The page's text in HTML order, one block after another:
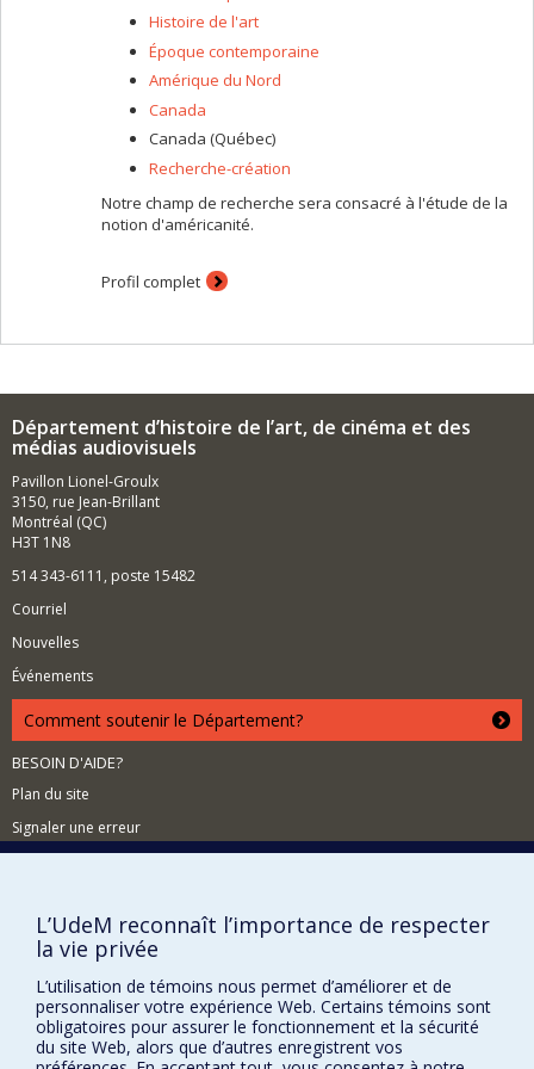
Histoire de l'art
Époque contemporaine
Amérique du Nord
Canada
Canada (Québec)
Recherche-création
Notre champ de recherche sera consacré à l'étude de la
notion d'américanité.
Profil complet
Département d’histoire de l’art, de cinéma et des
médias audiovisuels
Pavillon Lionel-Groulx
3150, rue Jean-Brillant
Montréal (QC)
H3T 1N8
514 343-6111, poste 15482
Courriel
Nouvelles
Événements
Comment soutenir le Département?
BESOIN D'AIDE?
Plan du site
Signaler une erreur
Nos départements et écoles
Nos centres d'études
Nos programmes et cours
L’UdeM reconnaît l’importance de respecter
la vie privée
L’utilisation de témoins nous permet d’améliorer et de
personnaliser votre expérience Web. Certains témoins sont
obligatoires pour assurer le fonctionnement et la sécurité
du site Web, alors que d’autres enregistrent vos